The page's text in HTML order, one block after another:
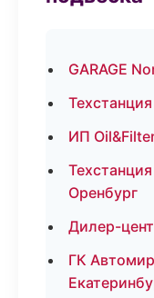
GARAGE
ИП
Оренбург
Дилер-
ГК